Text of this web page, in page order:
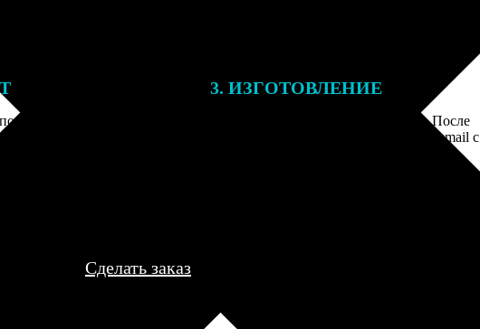
заказа к печати
могут связаться с Вами
телефону или email для
деталей.
3. ИЗГОТОВЛЕНИЕ
Оплатите заказ банковской картой. После
оплаты получите подтверждение на email с
описанием заказа. Когда отправим заказ
Сделать заказ